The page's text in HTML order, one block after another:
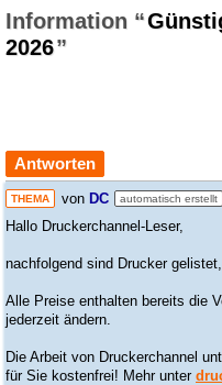
2026
Antworten
THEMA von DC automatisch erstellt
Hallo Druckerchannel-Leser,
nachfolgend sind Drucker
Alle Preise enthalten bereits die
jederzeit ändern.
Die Arbeit von Druckerchannel
für Sie kostenfrei! Mehr unter